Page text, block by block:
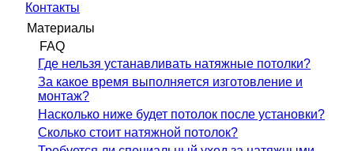
Контакты
Материалы
FAQ
Где нельзя устанавливать натяжные потолки?
За какое время выполняется изготовление и
монтаж?
Насколько ниже будет потолок после установки?
Сколько стоит натяжной потолок?